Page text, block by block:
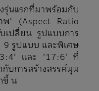
นแรกที่มาพร้อมกับ
พ' (Aspect Ratio
ปลี่ยน รูปแบบการ
รูปแบบ และพิเศษ
และ '17:6' ที่
การสร้างสรรค์มุม
ขึ้ น